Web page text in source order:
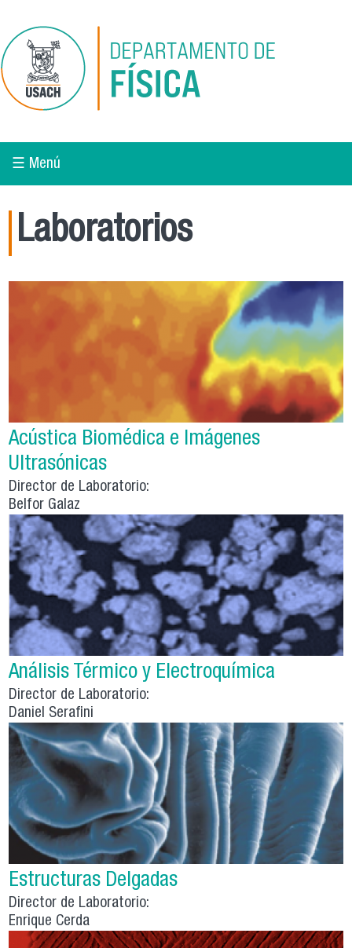
☰ Menú
Laboratorios
Acústica Biomédica e Imágenes
Ultrasónicas
Director de Laboratorio:
Belfor Galaz
Análisis Térmico y Electroquímica
Director de Laboratorio:
Daniel Serafini
Estructuras Delgadas
Director de Laboratorio:
Enrique Cerda